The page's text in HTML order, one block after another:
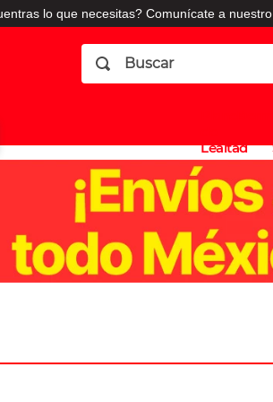
lo que necesitas? Comunícate a
Buscar
Lealtad